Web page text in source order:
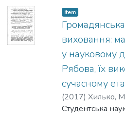
висвітлений
парламентські
довіри до
Визначено
легітимність
Проаналізовано
легітимності
та сформовано
та зворотного
Item
Громадянська
виховання:
у науковому
Рябова, їх
сучасному
(2017) Хилько,
Студентська